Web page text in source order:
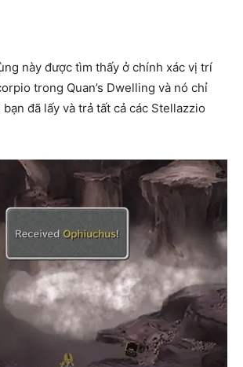
này được tìm thấy ở chính xác vị trí
trong Quan’s Dwelling và nó chỉ
đã lấy và trả tất cả các Stellazzio